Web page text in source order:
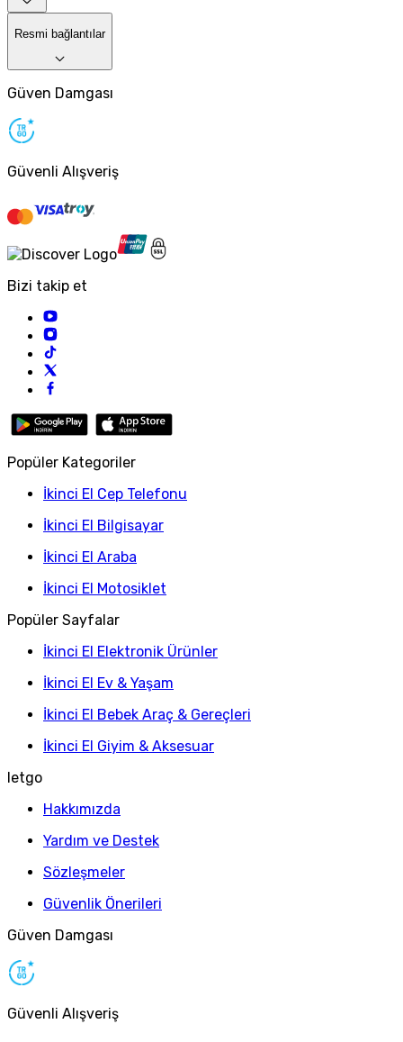
Resmi bağlantılar
Güven Damgası
Güvenli Alışveriş
Bizi takip et
Popüler Kategoriler
İkinci El Cep Telefonu
İkinci El Bilgisayar
İkinci El Araba
İkinci El Motosiklet
Popüler Sayfalar
İkinci El Elektronik Ürünler
İkinci El Ev & Yaşam
İkinci El Bebek Araç & Gereçleri
İkinci El Giyim & Aksesuar
letgo
Hakkımızda
Yardım ve Destek
Sözleşmeler
Güvenlik Önerileri
Güven Damgası
Güvenli Alışveriş